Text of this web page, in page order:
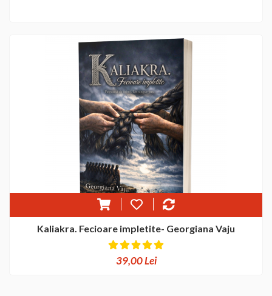
Kaliakra. Fecioare impletite- Georgiana Vaju
39,00 Lei